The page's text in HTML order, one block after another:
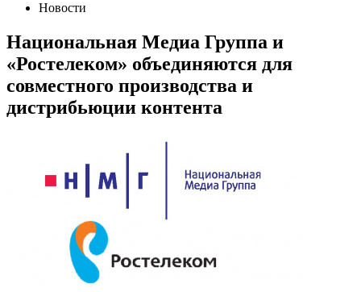
Новости
Национальная Медиа Группа и
«Ростелеком» объединяются для
совместного производства и
дистрибьюции контента